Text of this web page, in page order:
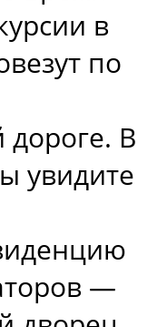
в
по
дороге. В
увидите
—